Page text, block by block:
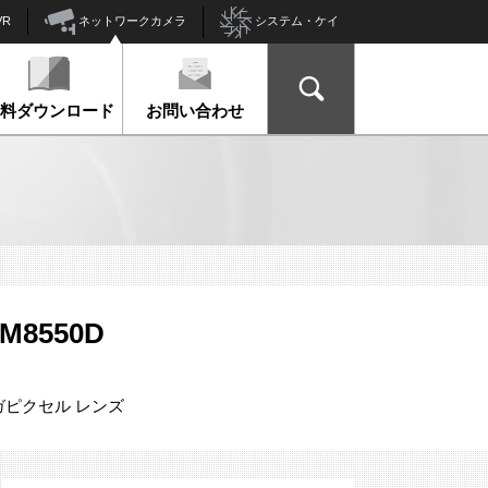
ネットワークカメラ システム・ケイ
ダウンロード お問い合わせ
クセル レンズ